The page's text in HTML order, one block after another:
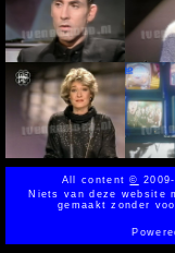
All content©
Niets van deze website
gemaakt zonder